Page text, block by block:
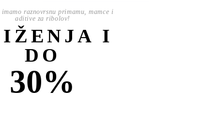
raznovrsnu primamu, mamce i
aditive za ribolov!
I
DO
30%